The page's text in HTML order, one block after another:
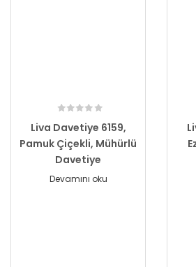
Liva Davetiye 6159,
Pamuk Çiçekli, Mühürlü
Davetiye
Devamını oku